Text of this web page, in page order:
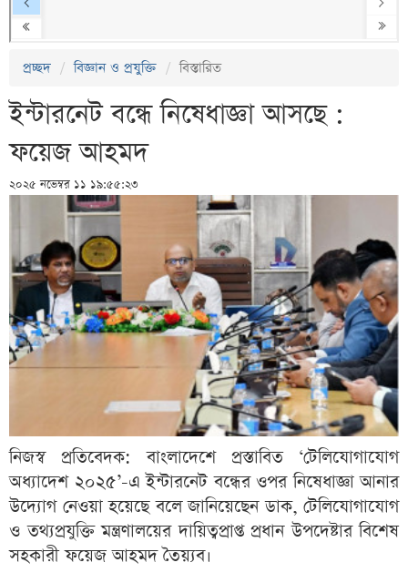
প্রচ্ছদ বিজ্ঞান ও প্রযুক্তি বিস্তারিত
ইন্টারনেট বন্ধে নিষেধাজ্ঞা আসছে :
ফয়েজ আহমদ
২০২৫ নভেম্বর ১১ ১৯:৫৫:২৩
নিজস্ব প্রতিবেদক: বাংলাদেশে প্রস্তাবিত ‘টেলিযোগাযোগ
অধ্যাদেশ ২০২৫’-এ ইন্টারনেট বন্ধের ওপর নিষেধাজ্ঞা আনার
উদ্যোগ নেওয়া হয়েছে বলে জানিয়েছেন ডাক, টেলিযোগাযোগ
ও তথ্যপ্রযুক্তি মন্ত্রণালয়ের দায়িত্বপ্রাপ্ত প্রধান উপদেষ্টার বিশেষ
সহকারী ফয়েজ আহমদ তৈয়্যব।